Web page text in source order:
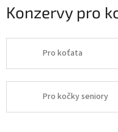
Konzervy pro
Pro koťata
Pro kočky seniory